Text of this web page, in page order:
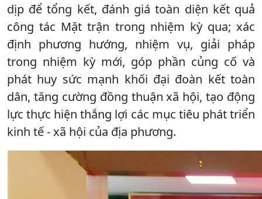
dịp để tổng kết, đánh giá toàn diện kết quả
công tác Mặt trận trong nhiệm kỳ qua; xác
định phương hướng, nhiệm vụ, giải pháp
trong nhiệm kỳ mới, góp phần củng cố và
phát huy sức mạnh khối đại đoàn kết toàn
dân, tăng cường đồng thuận xã hội, tạo động
lực thực hiện thắng lợi các mục tiêu phát triển
kinh tế - xã hội của địa phương.